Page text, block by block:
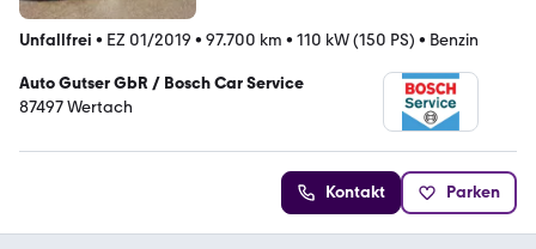
Unfallfrei • EZ 01/2019 • 97.700 km • 110 kW (150 PS) • Benzin
Auto Gutser GbR / Bosch Car Service
87497 Wertach
Kontakt Parken